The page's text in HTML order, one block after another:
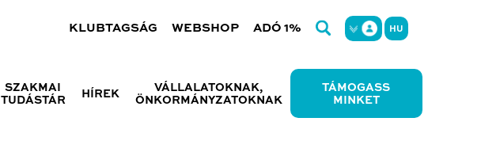
KLUBTAGSÁG WEBSHOP ADÓ 1% HU
SZAKMAI
TUDÁSTÁR
HÍREK
VÁLLALATOKNAK,
ÖNKORMÁNYZATOKNAK
TÁMOGASS
MINKET